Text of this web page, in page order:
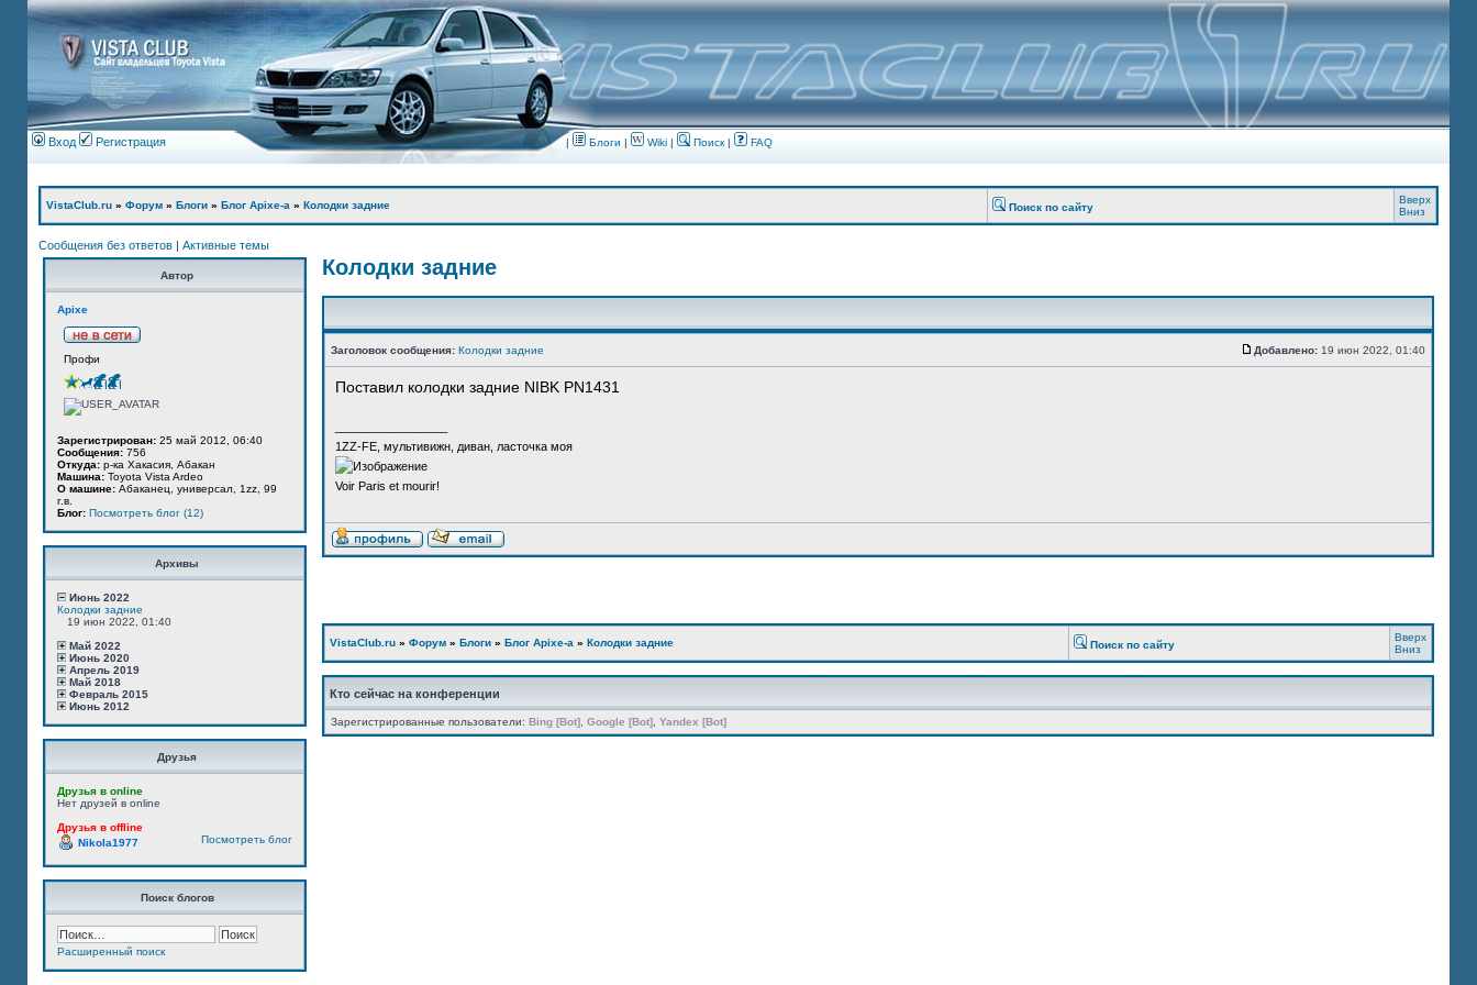
Вход Регистрация | Блоги | Wiki | Поиск| FAQ
VistaClub.ru » Форум » Блоги » Блог Apixe-а » Колодки задние Поиск по сайту
Вверх
Вниз
Сообщения без ответов | Активные темы
Автор
Apixe
Профи
Зарегистрирован: 25 май 2012, 06:40
Сообщения: 756
Откуда: р-ка Хакасия, Абакан
Машина: Toyota Vista Ardeo
О машине: Абаканец, универсал, 1zz, 99
г.в.
Блог: Посмотреть блог (12)
Архивы
Июнь 2022
Колодки задние
19 июн 2022, 01:40
Май 2022
Июнь 2020
Апрель 2019
Май 2018
Февраль 2015
Июнь 2012
Друзья
Друзья в online
Нет друзей в online
Друзья в offline
Посмотреть блог
Nikola1977
Поиск блогов
Расширенный поиск
Колодки задние
Заголовок сообщения: Колодки задние Добавлено: 19 июн 2022, 01:40
Поставил колодки задние NIBK PN1431
1ZZ-FE, мультивижн, диван, ласточка моя
Voir Paris et mourir!
VistaClub.ru » Форум » Блоги » Блог Apixe-а » Колодки задние Поиск по сайту
Вверх
Вниз
Кто сейчас на конференции
Зарегистрированные пользователи: Bing [Bot] Google [Bot] Yandex [Bot]